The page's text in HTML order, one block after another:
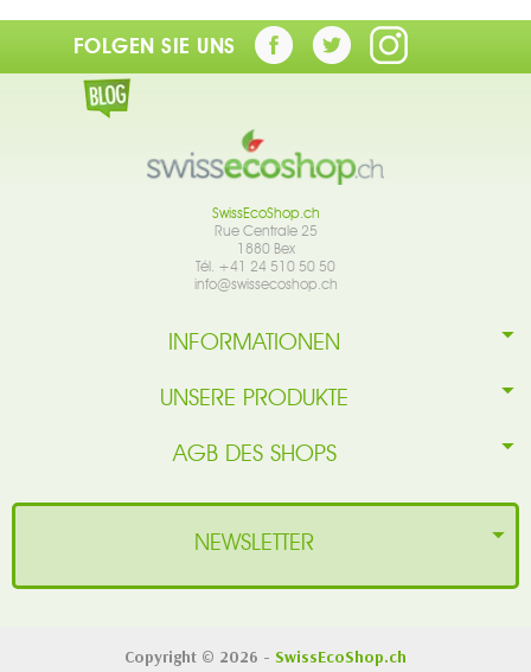
FOLGEN SIE UNS
SwissEcoShop.ch
Rue Centrale 25
1880 Bex
Tél. +41 24 510 50 50
info@swissecoshop.ch
INFORMATIONEN
UNSERE PRODUKTE
AGB DES SHOPS
NEWSLETTER
Copyright © 2026 - SwissEcoShop.ch